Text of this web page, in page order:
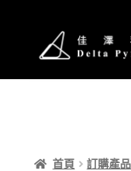
首頁 訂購產品